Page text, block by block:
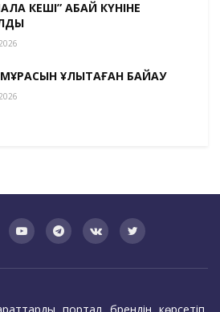
КЕШІ” АБАЙ КҮНІНЕ
ҰЛЫҚТАҒАН БАЙҚАУ